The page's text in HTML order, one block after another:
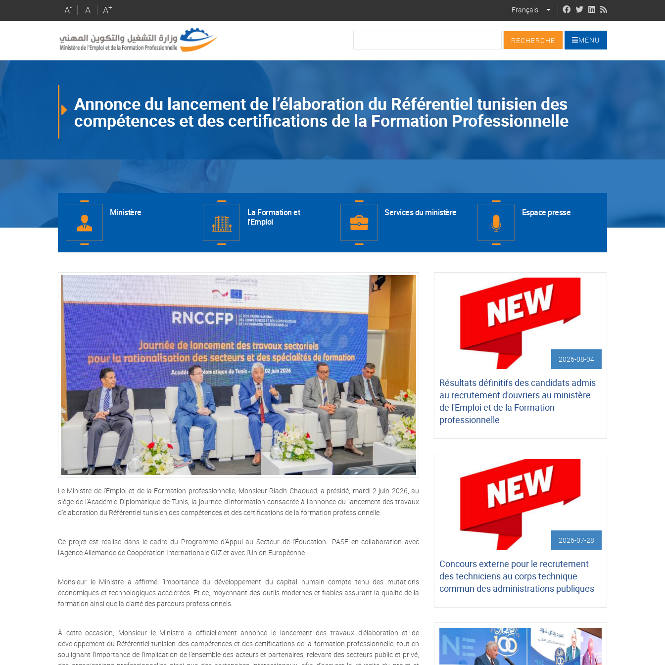
A- A A+ Français LIST ADDITIONAL ACTIONS
MENU
Annonce du lancement de l’élaboration du Référentiel tunisien des
compétences et des certifications de la Formation Professionnelle
Page
Ministère
La Formation et
l'Emploi
Services du ministère Espace presse
Le Ministre de l’Emploi et de la Formation professionnelle, Monsieur Riadh Chaoued, a présidé, mardi 2 juin 2026, au
siège de l’Académie Diplomatique de Tunis, la journée d’information consacrée à l’annonce du lancement des travaux
d’élaboration du Référentiel tunisien des compétences et des certifications de la formation professionnelle.
Ce projet est réalisé dans le cadre du Programme d’Appui au Secteur de l’Éducation PASE en collaboration avec
l’Agence Allemande de Coopération Internationale GIZ et avec l’Union Européenne .
Monsieur le Ministre a affirmé l’importance du développement du capital humain compte tenu des mutations
économiques et technologiques accélérées. Et ce, moyennant des outils modernes et fiables assurant la qualité de la
formation ainsi que la clarté des parcours professionnels.
À cette occasion, Monsieur le Ministre a officiellement annoncé le lancement des travaux d’élaboration et de
développement du Référentiel tunisien des compétences et des certifications de la formation professionnelle, tout en
soulignant l’importance de l’implication de l’ensemble des acteurs et partenaires, relevant des secteurs public et privé,
2026-08-04
Résultats définitifs des candidats admis
au recrutement d'ouvriers au ministère
de l'Emploi et de la Formation
professionnelle
2026-07-28
Concours externe pour le recrutement
des techniciens au corps technique
commun des administrations publiques